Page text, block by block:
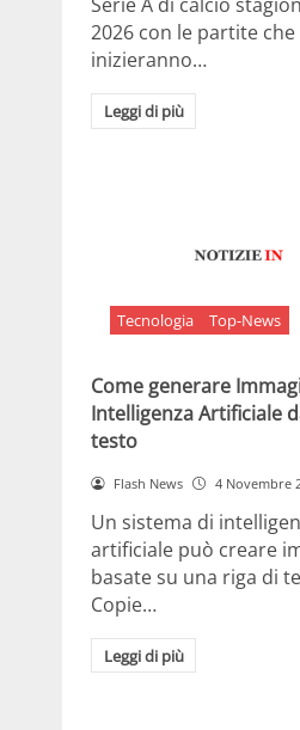
2026 con le partite che
inizieranno…
Leggi di più
Tecnologia Top-News
Come generare
Intelligenza Artificiale
testo
Flash News 4 Novembre
Un sistema di
artificiale può creare
basate su una riga di
Copie…
Leggi di più